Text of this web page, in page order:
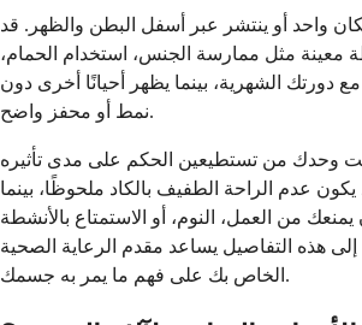
واحد أو ينتشر عبر أسفل البطن والظهر. قد
معينة مثل ممارسة الجنس، استخدام الحمام،
مع دورتك الشهرية، بينما يظهر أحيانًا أخرى دون
نمط أو محفز واضح.
وحدك من تستطيعين الحكم على مدى تأثيره
عدم الراحة الطفيف بالكاد ملحوظًا، بينما
يمنعك من العمل، النوم، أو الاستمتاع بالأنشطة
إلى هذه التفاصيل يساعد مقدم الرعاية الصحية
الخاص بك على فهم ما يمر به جسمك.